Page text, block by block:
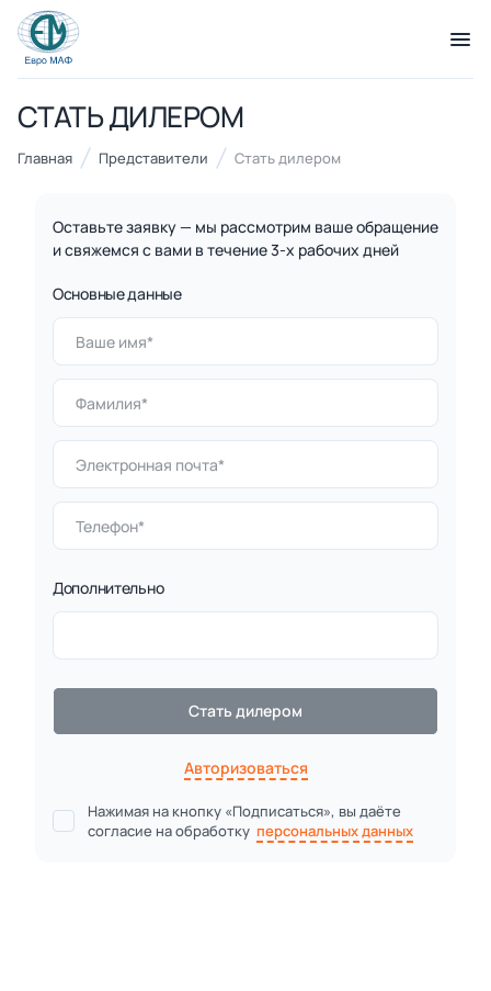
КАТАЛОГ ТОВАРОВ
Благоустройство территорий
Комплексы для лазания
3 категории
4 категории
СТАТЬ ДИЛЕРОМ
Главная Представители Стать дилером
Оставьте заявку — мы рассмотрим ваше обращение
и свяжемся с вами в течение 3-х рабочих дней
Основные данные
Дополнительно
Стать дилером
Авторизоваться
Нажимая на кнопку «Подписаться», вы даёте
согласие на обработку персональных данных